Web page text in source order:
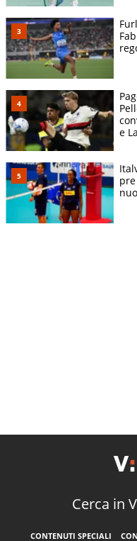
e
Cerca in
CONTENUTI SPECIALI